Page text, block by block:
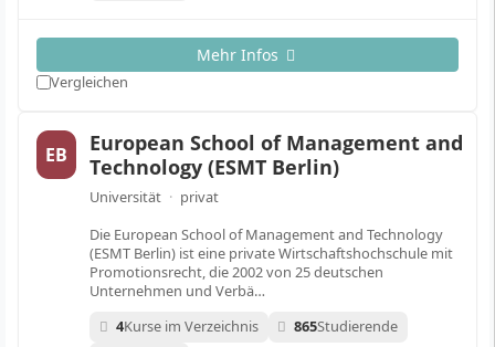
Mehr Infos
Vergleichen
EB
European School of Management and
Technology (ESMT Berlin)
Universität · privat
Die European School of Management and Technology
(ESMT Berlin) ist eine private Wirtschaftshochschule mit
Promotionsrecht, die 2002 von 25 deutschen
Unternehmen und Verbä…
4Kurse im Verzeichnis 865Studierende